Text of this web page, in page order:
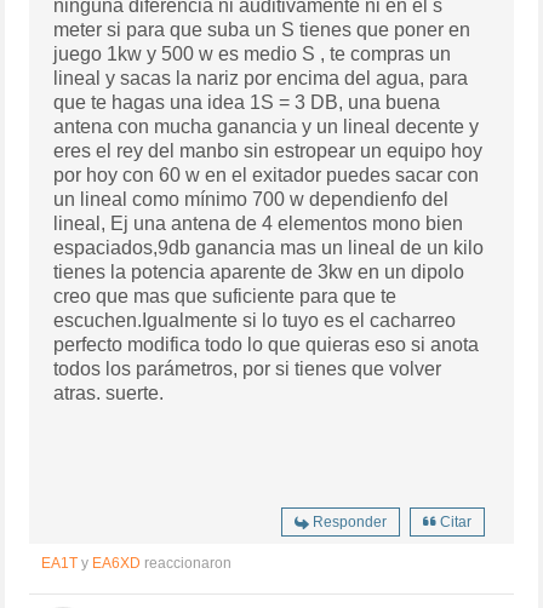
ninguna diferencia ni auditivamente ni en el s
meter si para que suba un S tienes que poner en
juego 1kw y 500 w es medio S , te compras un
lineal y sacas la nariz por encima del agua, para
que te hagas una idea 1S = 3 DB, una buena
antena con mucha ganancia y un lineal decente y
eres el rey del manbo sin estropear un equipo hoy
por hoy con 60 w en el exitador puedes sacar con
un lineal como mínimo 700 w dependienfo del
lineal, Ej una antena de 4 elementos mono bien
espaciados,9db ganancia mas un lineal de un kilo
tienes la potencia aparente de 3kw en un dipolo
creo que mas que suficiente para que te
escuchen.Igualmente si lo tuyo es el cacharreo
perfecto modifica todo lo que quieras eso si anota
todos los parámetros, por si tienes que volver
atras. suerte.
Responder Citar
EA1T y EA6XD reaccionaron